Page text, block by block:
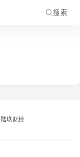
搜索
陆玖财经